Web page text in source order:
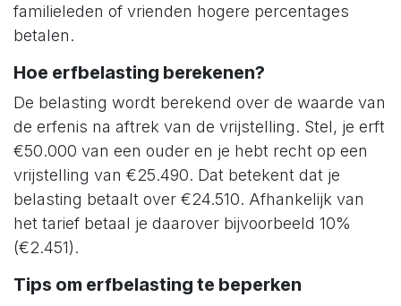
familieleden of vrienden hogere percentages
betalen.
Hoe erfbelasting berekenen?
De belasting wordt berekend over de waarde van
de erfenis na aftrek van de vrijstelling. Stel, je erft
€50.000 van een ouder en je hebt recht op een
vrijstelling van €25.490. Dat betekent dat je
belasting betaalt over €24.510. Afhankelijk van
het tarief betaal je daarover bijvoorbeeld 10%
(€2.451).
Tips om erfbelasting te beperken